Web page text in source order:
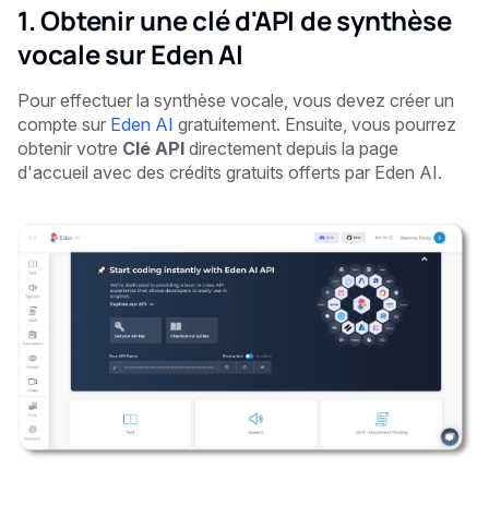
1. Obtenir une clé d'API de synthèse
vocale sur Eden AI
Pour effectuer la synthèse vocale, vous devez créer un
compte sur Eden AI gratuitement. Ensuite, vous pourrez
obtenir votre Clé API directement depuis la page
d'accueil avec des crédits gratuits offerts par Eden AI.